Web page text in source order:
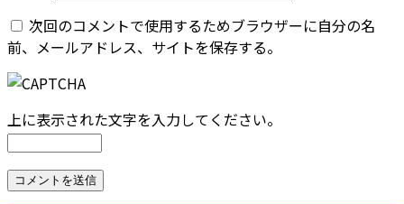
次回のコメントで使用するためブラウザーに自分の名
前、メールアドレス、サイトを保存する。
上に表示された文字を入力してください。